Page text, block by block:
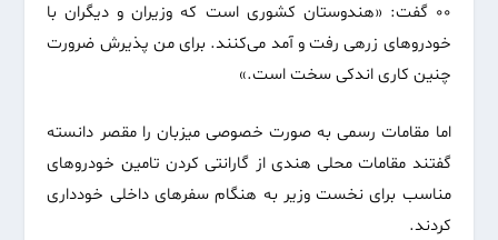
۰۰ گفت: «هندوستان کشوری است که وزیران و دیگران با
خودروهای زرهی رفت و آمد می‌‌کنند. برای من پذیرش ضرورت
چنین کاری اندکی‌ سخت است.»
اما مقامات رسمی‌ به صورت خصوصی میزبان را مقصر دانسته
گفتند مقامات محلی هندی از گارانتی کردن تامین خودروهای
مناسب برای نخست وزیر به هنگام سفر‌های داخلی‌ خودداری
کردند.